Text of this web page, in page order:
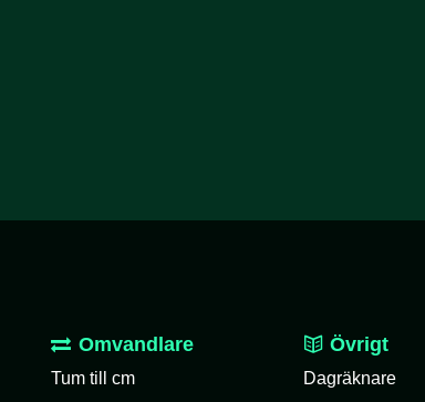
Omvandlare
Tum till cm
Övrigt
Dagräknare